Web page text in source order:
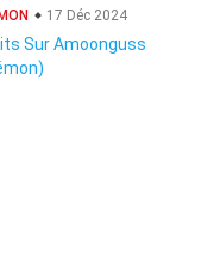
17 Déc 2024
Sur Amoonguss